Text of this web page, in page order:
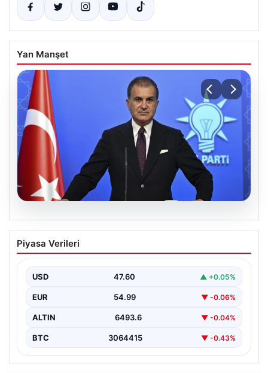
Yan Manşet
05.08.2026
Çerçeve yasa teklifi Meclis’te | AK Parti
Sözcüsü Çelik: İki yıllık sürecin en
Piyasa Verileri
USD 47.60 ▲ +0.05%
EUR 54.99 ▼ -0.06%
ALTIN 6493.6 ▼ -0.04%
BTC 3064415 ▼ -0.43%